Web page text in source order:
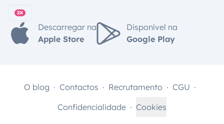
Descarregar na
Apple Store
Disponível na
Google Play
O blog Contactos Recrutamento
CGU
Confidencialidade
Cookies